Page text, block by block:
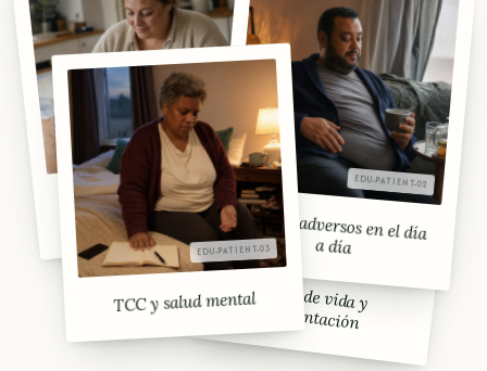
Inicio del tratamiento
antiobesidad Efectos adversos en el día
a día
TCC y salud mental Estilo de vida y
alimentación